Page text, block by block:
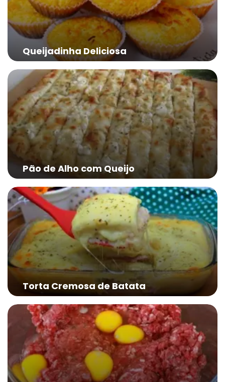
Queijadinha Deliciosa
Pão de Alho com Queijo
Torta Cremosa de Batata